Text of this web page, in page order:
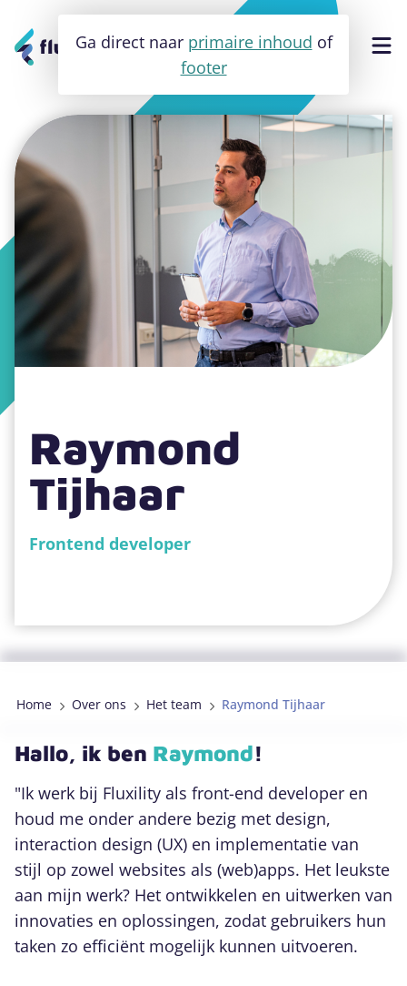
Ga direct naar primaire inhoud of
footer
Apps
Websites
Cases
Over ons
079 889 4151
DigiGO projecten
Raymond
Tijhaar
Frontend developer
Home Over ons Het team Raymond Tijhaar
Hallo, ik ben Raymond!
"Ik werk bij Fluxility als front-end developer en
houd me onder andere bezig met design,
interaction design (UX) en implementatie van
stijl op zowel websites als (web)apps. Het leukste
aan mijn werk? Het ontwikkelen en uitwerken van
innovaties en oplossingen, zodat gebruikers hun
taken zo efficiënt mogelijk kunnen uitvoeren.